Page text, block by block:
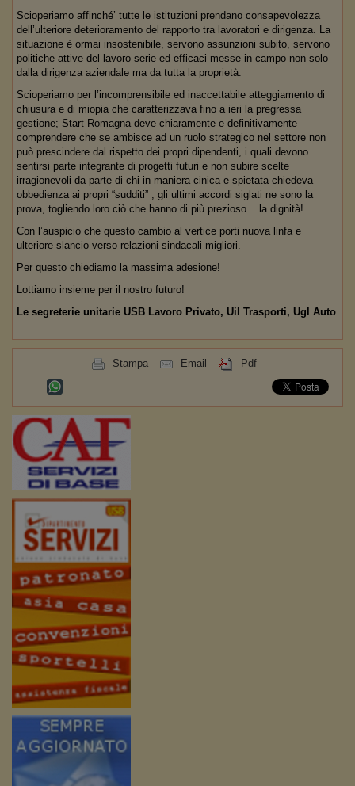
Scioperiamo affinché’ tutte le istituzioni prendano consapevolezza
dell’ulteriore deterioramento del rapporto tra lavoratori e dirigenza. La
situazione è ormai insostenibile, servono assunzioni subito, servono
politiche attive del lavoro serie ed efficaci messe in campo non solo
dalla dirigenza aziendale ma da tutta la proprietà.
Scioperiamo per l’incomprensibile ed inaccettabile atteggiamento di
chiusura e di miopia che caratterizzava fino a ieri la pregressa
gestione; Start Romagna deve chiaramente e definitivamente
comprendere che se ambisce ad un ruolo strategico nel settore non
può prescindere dal rispetto dei propri dipendenti, i quali devono
sentirsi parte integrante di progetti futuri e non subire scelte
irragionevoli da parte di chi in maniera cinica e spietata chiedeva
obbedienza ai propri “sudditi” , gli ultimi accordi siglati ne sono la
prova, togliendo loro ciò che hanno di più prezioso... la dignità!
Con l’auspicio che questo cambio al vertice porti nuova linfa e
ulteriore slancio verso relazioni sindacali migliori.
Per questo chiediamo la massima adesione!
Lottiamo insieme per il nostro futuro!
Le segreterie unitarie USB Lavoro Privato, Uil Trasporti, Ugl Auto
Stampa Email Pdf